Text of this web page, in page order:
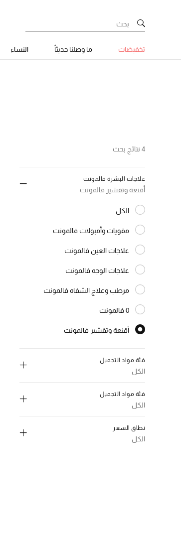
تخفيضات ما وصلنا حديثاً النساء
4 نتائج بحث
علاجات البشرة فالمونت
أقنعة وتقشير فالمونت
الكل
مقويات وأمبولات فالمونت
علاجات العين فالمونت
علاجات الوجه فالمونت
مرطب وعلاج الشفاه فالمونت
0 فالمونت
أقنعة وتقشير فالمونت
الترتيب حسب النوع: سيروم وزيوت فالمونت
فئة مواد التجميل
الكل
عناية عيون
الترتيب حسب فئة مواد التجميل: عناية عيون
فئة مواد التجميل
الكل
نطاق السعر
الكل